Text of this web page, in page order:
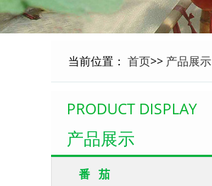
当前位置： 首页>> 产品展示
PRODUCT DISPLAY
产品展示
番 茄